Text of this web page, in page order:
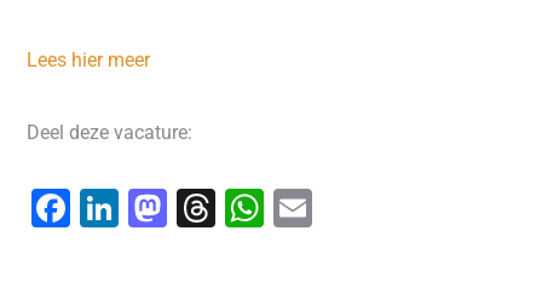
Lees hier meer
Deel deze vacature:
F
Li M T
W